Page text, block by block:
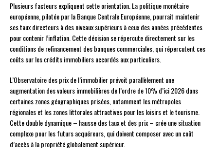
Plusieurs facteurs expliquent cette orientation. La politique monétaire
européenne, pilotée par la Banque Centrale Européenne, pourrait maintenir
ses taux directeurs à des niveaux supérieurs à ceux des années précédentes
pour contenir l’inflation. Cette décision se répercute directement sur les
conditions de refinancement des banques commerciales, qui répercutent ces
coûts sur les crédits immobiliers accordés aux particuliers.
L’Observatoire des prix de l’immobilier prévoit parallèlement une
augmentation des valeurs immobilières de l’ordre de 10% d’ici 2026 dans
certaines zones géographiques prisées, notamment les métropoles
régionales et les zones littorales attractives pour les loisirs et le tourisme.
Cette double dynamique – hausse des taux et des prix – crée une situation
complexe pour les futurs acquéreurs, qui doivent composer avec un coût
d’accès à la propriété globalement supérieur.